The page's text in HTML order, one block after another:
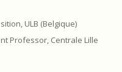
ULB (Belgique)
Professor, Centrale Lille